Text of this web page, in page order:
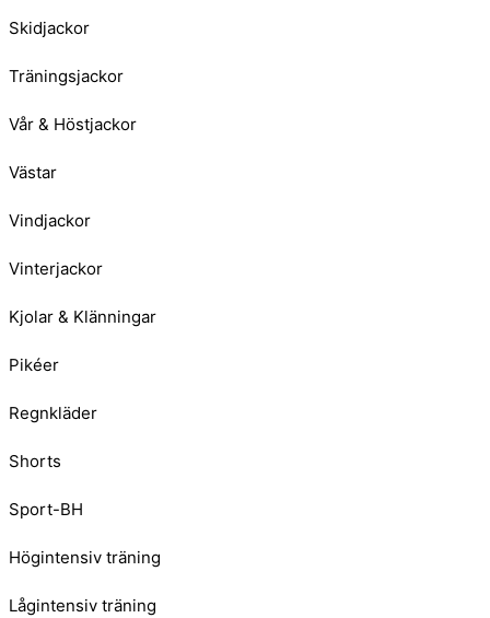
Skidjackor
Träningsjackor
Vår & Höstjackor
Västar
Vindjackor
Vinterjackor
Kjolar & Klänningar
Pikéer
Regnkläder
Shorts
Sport-BH
Högintensiv träning
Lågintensiv träning